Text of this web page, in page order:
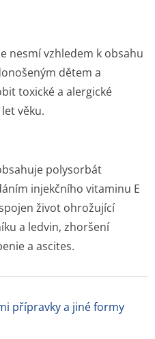
nesmí vzhledem k obsahu
dětem a
toxické a alergické
věku.
polysorbát
injekčního vitaminu E
život ohrožující
a ledvin, zhoršení
a ascites.
přípravky a jiné formy